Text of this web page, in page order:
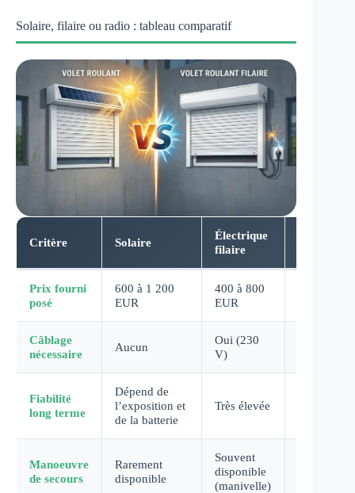
Solaire, filaire ou radio : tableau comparatif
Critère Solaire
Électrique
filaire
Prix fourni
posé
600 à 1 200
EUR
400 à 800
EUR
Câblage
nécessaire
Aucun
Oui (230
V)
Fiabilité
long terme
Dépend de
l’exposition et
de la batterie
Très élevée
Manoeuvre
de secours
Rarement
disponible
Souvent
disponible
(manivelle)